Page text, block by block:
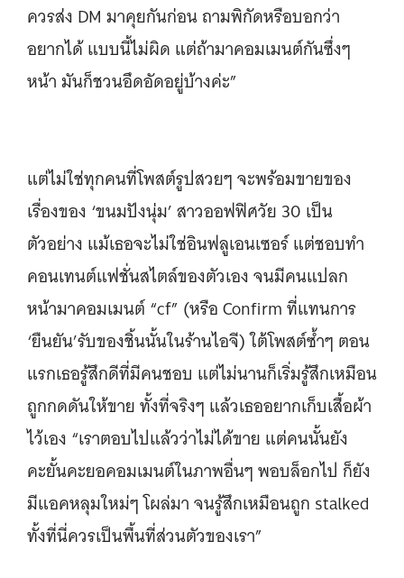
ควรส่ง DM มาคุยกันก่อน ถามพิกัดหรือบอกว่า
อยากได้ แบบนี้ไม่ผิด แต่ถ้ามาคอมเมนต์กันซึ่งๆ
หน้า มันก็ชวนอึดอัดอยู่บ้างค่ะ”
แต่ไม่ใช่ทุกคนที่โพสต์รูปสวยๆ จะพร้อมขายของ
เรื่องของ ‘ขนมปังนุ่ม’ สาวออฟฟิศวัย 30 เป็น
ตัวอย่าง แม้เธอจะไม่ใช่อินฟลูเอนเซอร์ แต่ชอบทำ
คอนเทนต์แฟชั่นสไตล์ของตัวเอง จนมีคนแปลก
หน้ามาคอมเมนต์ “cf” (หรือ Confirm ที่แทนการ
‘ยืนยัน’รับของชิ้นนั้นในร้านไอจี) ใต้โพสต์ซ้ำๆ ตอน
แรกเธอรู้สึกดีที่มีคนชอบ แต่ไม่นานก็เริ่มรู้สึกเหมือน
ถูกกดดันให้ขาย ทั้งที่จริงๆ แล้วเธออยากเก็บเสื้อผ้า
ไว้เอง “เราตอบไปแล้วว่าไม่ได้ขาย แต่คนนั้นยัง
คะยั้นคะยอคอมเมนต์ในภาพอื่นๆ พอบล็อกไป ก็ยัง
มีแอคหลุมใหม่ๆ โผล่มา จนรู้สึกเหมือนถูก stalked
ทั้งที่นี่ควรเป็นพื้นที่ส่วนตัวของเรา”